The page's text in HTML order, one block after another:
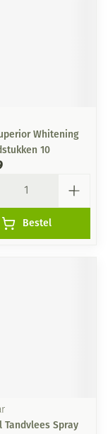
Whitening
10
Bestel
Tandvlees Spray